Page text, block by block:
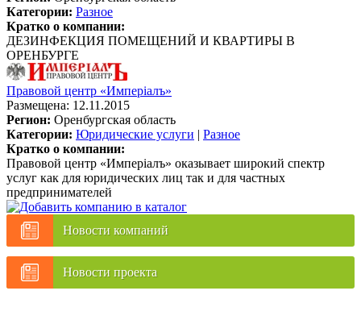
Категории: Разное
Кратко о компании:
ДЕЗИНФЕКЦИЯ ПОМЕЩЕНИЙ И КВАРТИРЫ В
ОРЕНБУРГЕ
Правовой центр «Имперiалъ»
Размещена: 12.11.2015
Регион: Оренбургская область
Категории: Юридические услуги | Разное
Кратко о компании:
Правовой центр «Имперiалъ» оказывает широкий спектр
услуг как для юридических лиц так и для частных
предпринимателей
Новости компаний
Новости проекта